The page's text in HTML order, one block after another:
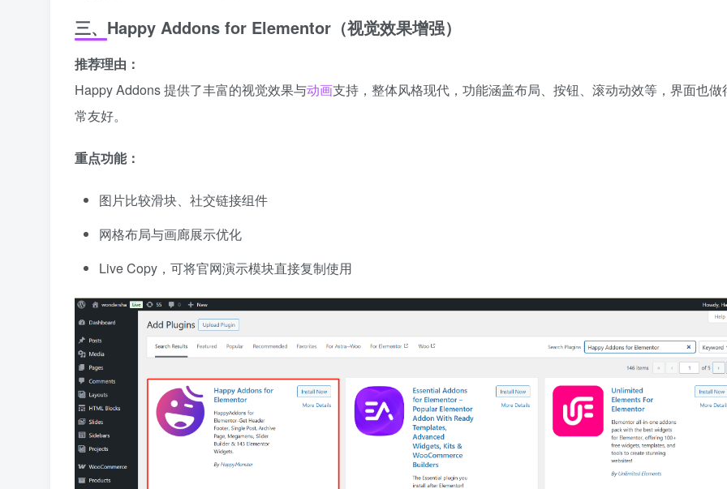
三、Happy Addons for Elementor（视觉效果增强）
推荐理由：
Happy Addons 提供了丰富的视觉效果与动画支持，整体风格现代，功能涵盖布局、按钮、滚动动效等，界面也做
常友好。
重点功能：
图片比较滑块、社交链接组件
网格布局与画廊展示优化
Live Copy，可将官网演示模块直接复制使用